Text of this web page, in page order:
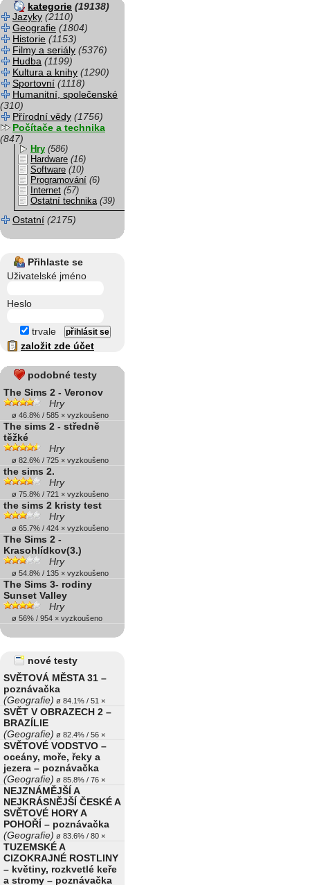
kategorie (19138)
Jazyky (2110)
Geografie (1804)
Historie (1153)
Filmy a seriály (5376)
Hudba (1199)
Kultura a knihy (1290)
Sportovní (1118)
Humanitní, společenské
(310)
Přírodní vědy (1756)
Počítače a technika
(847)
Hry (586)
Hardware (16)
Software (10)
Programování (6)
Internet (57)
Ostatní technika (39)
Ostatní (2175)
Přihlaste se
Uživatelské jméno
Heslo
trvale
založit zde účet
podobné testy
The Sims 2 - Veronov
Hry
ø 46.8% / 585 × vyzkoušeno
The sims 2 - středně
těžké
Hry
ø 82.6% / 725 × vyzkoušeno
the sims 2.
Hry
ø 75.8% / 721 × vyzkoušeno
the sims 2 kristy test
Hry
ø 65.7% / 424 × vyzkoušeno
The Sims 2 -
Krasohlídkov(3.)
Hry
ø 54.8% / 135 × vyzkoušeno
The Sims 3- rodiny
Sunset Valley
Hry
ø 56% / 954 × vyzkoušeno
nové testy
SVĚTOVÁ MĚSTA 31 –
poznávačka
(Geografie) ø 84.1% / 51 ×
SVĚT V OBRAZECH 2 –
BRAZÍLIE
(Geografie) ø 82.4% / 56 ×
SVĚTOVÉ VODSTVO –
oceány, moře, řeky a
jezera – poznávačka
(Geografie) ø 85.8% / 76 ×
NEJZNÁMĚJŠÍ A
NEJKRÁSNĚJŠÍ ČESKÉ A
SVĚTOVÉ HORY A
POHOŘÍ – poznávačka
(Geografie) ø 83.6% / 80 ×
TUZEMSKÉ A
CIZOKRAJNÉ ROSTLINY
– květiny, rozkvetlé keře
a stromy – poznávačka